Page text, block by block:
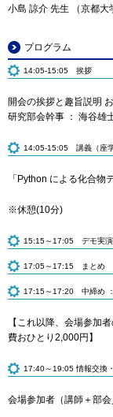
小島 諒介 先生 （京都
プログラム
14:05-15:05 挨拶
開会の挨拶と趣旨説明
研究部会幹事 ： 海谷雄
14:05-15:05 講義（座学
「Python による化合物
※休憩(10分)
15:15～17:05 デモ実演
17:05～17:15 まとめ
17:15～17:20 中締め ：
【これ以降、会場参加
費おひとり2,000円】
17:40～19:05 情報交換
会場参加者（講師＋部